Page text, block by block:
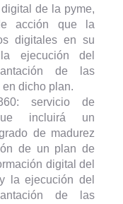
de la pyme,
acción que la
digitales en su
ejecución del
de las
dicho plan.
servicio de
incluirá un
de madurez
de un plan de
digital del
la ejecución del
de las